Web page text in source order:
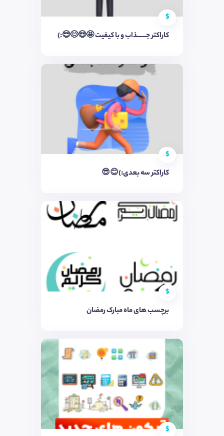
$
کاراکتر جــــــذاب و با کیفیت 🤩😍😊😎:)
$
کاراکتر سه بعدی:)😊😎
$
برچسب های ماه مبارک رمضان
$